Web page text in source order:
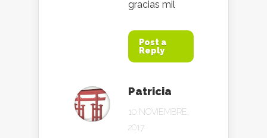
gracias mil
Post a
Reply
Patricia
10 NOVIEMBRE,
2017